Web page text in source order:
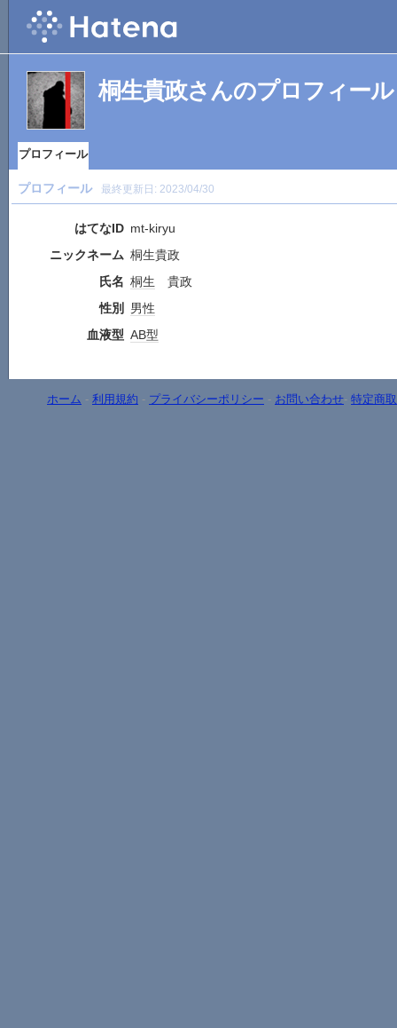
桐生貴政さんのプロフィール
プロフィール
プロフィール 最終更新日: 2023/04/30
はてなID mt-kiryu
ニックネーム 桐生貴政
氏名 桐生 貴政
性別
男性
血液型 AB型
ホーム - 利用規約 - プライバシーポリシー - お問い合わせ- 特定商